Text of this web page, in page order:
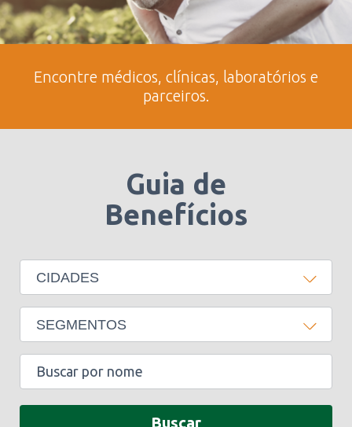
Encontre médicos, clínicas, laboratórios e
parceiros.
Guia de
Benefícios
CIDADES
SEGMENTOS
Buscar